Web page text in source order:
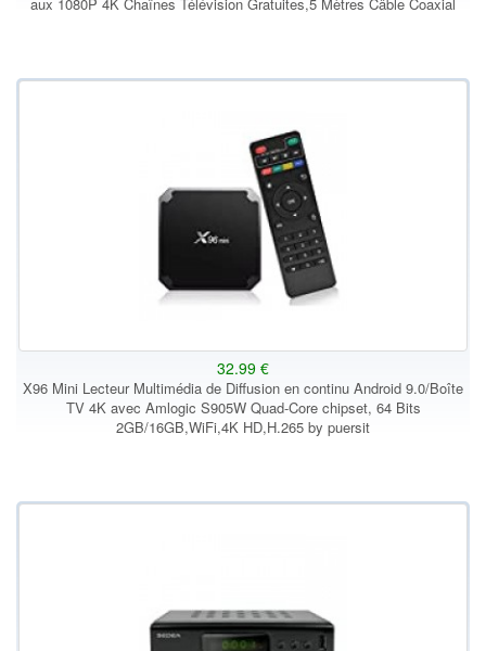
32.99 €
X96 Mini Lecteur Multimédia de Diffusion en continu Android 9.0/Boîte
TV 4K avec Amlogic S905W Quad-Core chipset, 64 Bits
2GB/16GB,WiFi,4K HD,H.265 by puersit